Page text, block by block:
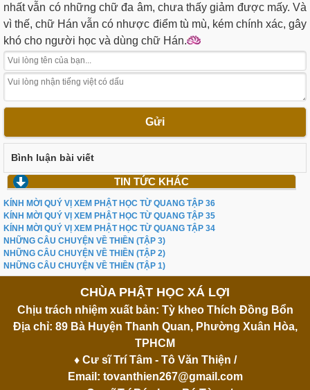
nhất vẫn có những chữ đa âm, chưa thấy giảm được mấy. Và
vì thế, chữ Hán vẫn có nhược điểm tù mù, kém chính xác, gây
khó cho người học và dùng chữ Hán.
Gửi
Bình luận bài viết
TIN TỨC KHÁC
KÍNH MỜI QUÝ VỊ XEM PHẬT HỌC TỪ QUANG TẬP 36
KÍNH MỜI QUÝ VỊ XEM PHẬT HỌC TỪ QUANG TẬP 35
KÍNH MỜI QUÝ VỊ XEM PHẬT HỌC TỪ QUANG TẬP 34
NHỮNG CÂU CHUYỆN VỀ THIỀN (TẬP 3)
NHỮNG CÂU CHUYỆN VỀ THIỀN (TẬP 2)
NHỮNG CÂU CHUYỆN VỀ THIỀN (TẬP 1)
CHÙA PHẬT HỌC XÁ LỢI
Chịu trách nhiệm xuất bản: Tỳ kheo Thích Đồng Bổn
Địa chỉ: 89 Bà Huyện Thanh Quan, Phường Xuân Hòa,
TPHCM
♦ Cư sĩ Trí Tâm - Tô Văn Thiện /
Email: tovanthien267@gmail.com